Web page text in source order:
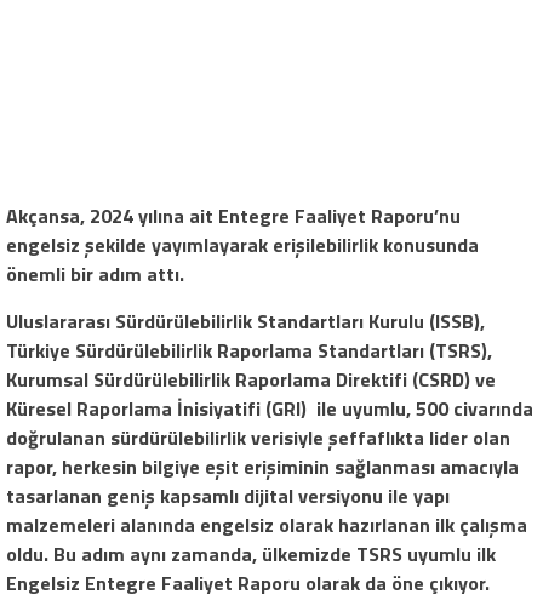
Akçansa, 2024 yılına ait Entegre Faaliyet Raporu’nu
engelsiz şekilde yayımlayarak erişilebilirlik konusunda
önemli bir adım attı.
Uluslararası Sürdürülebilirlik Standartları Kurulu (ISSB),
Türkiye Sürdürülebilirlik Raporlama Standartları (TSRS),
Kurumsal Sürdürülebilirlik Raporlama Direktifi (CSRD) ve
Küresel Raporlama İnisiyatifi (GRI) ile uyumlu, 500 civarında
doğrulanan sürdürülebilirlik verisiyle şeffaflıkta lider olan
rapor, herkesin bilgiye eşit erişiminin sağlanması amacıyla
tasarlanan geniş kapsamlı dijital versiyonu ile yapı
malzemeleri alanında engelsiz olarak hazırlanan ilk çalışma
oldu. Bu adım aynı zamanda, ülkemizde TSRS uyumlu ilk
Engelsiz Entegre Faaliyet Raporu olarak da öne çıkıyor.